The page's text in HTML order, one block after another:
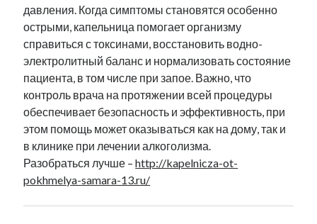
давления. Когда симптомы становятся особенно
острыми, капельница помогает организму
справиться с токсинами, восстановить водно-
электролитный баланс и нормализовать состояние
пациента, в том числе при запое. Важно, что
контроль врача на протяжении всей процедуры
обеспечивает безопасность и эффективность, при
этом помощь может оказываться как на дому, так и
в клинике при лечении алкоголизма.
Разобраться лучше –http://kapelnicza-ot-
pokhmelya-samara-13.ru/